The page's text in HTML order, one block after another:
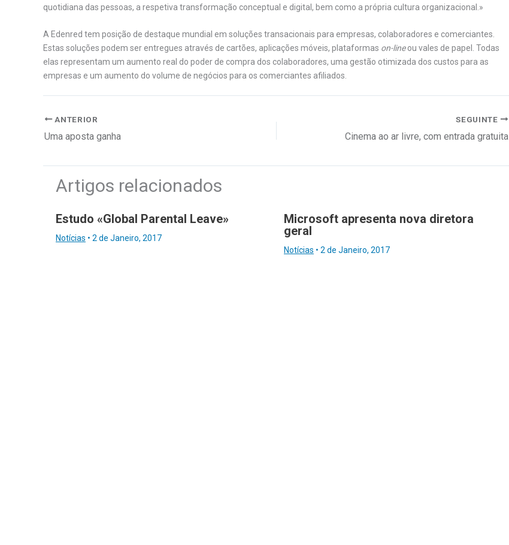
quotidiana das pessoas, a respetiva transformação conceptual e digital, bem como a própria cultura organizacional.»
A Edenred tem posição de destaque mundial em soluções transacionais para empresas, colaboradores e comerciantes.
Estas soluções podem ser entregues através de cartões, aplicações móveis, plataformas on-lineou vales de papel. Todas
elas representam um aumento real do poder de compra dos colaboradores, uma gestão otimizada dos custos para as
empresas e um aumento do volume de negócios para os comerciantes afiliados.
ANTERIOR
Uma aposta ganha
SEGUINTE
Cinema ao ar livre, com entrada gratuita
Artigos relacionados
Estudo «Global Parental Leave»
Notícias • 2 de Janeiro, 2017
Microsoft apresenta nova diretora
geral
Notícias • 2 de Janeiro, 2017